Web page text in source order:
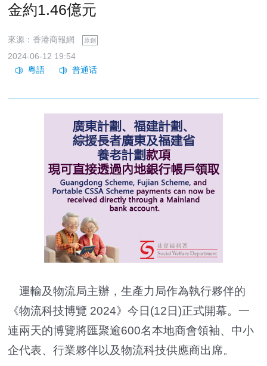
金約1.46億元
來源：香港商報網 原創
2024-06-12 19:54
運輸及物流局主辦，生產力局作為執行夥伴的
《物流科技博覽 2024》今日(12日)正式開幕。一
連兩天的博覽將匯聚逾600名本地商會領袖、中小
企代表、行業夥伴以及物流科技供應商出席。